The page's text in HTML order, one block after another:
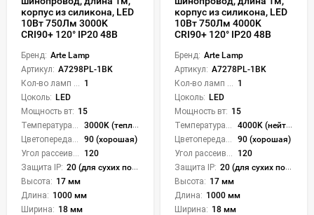
корпус из силикона, LED
10Вт 750Лм 3000K
CRI90+ 120° IP20 48В
Бренд: Arte Lamp
Артикул: A7298PL-1BK
1
Цоколь: LED
Мощность вт: 15
3000K (теплый)
90 (хорошая)
120
Защита IP: 20 (для сухих пом.)
Высота: 17 мм
Длина: 1000 мм
Ширина: 18 мм
корпус из силикона, LED
10Вт 750Лм 4000K
CRI90+ 120° IP20 48В
Бренд: Arte Lamp
Артикул: A7278PL-1BK
1
Цоколь: LED
Мощность вт: 15
4000K (нейтральный)
90 (хорошая)
120
Защита IP: 20 (для сухих пом.)
Высота: 17 мм
Длина: 1000 мм
Ширина: 18 мм